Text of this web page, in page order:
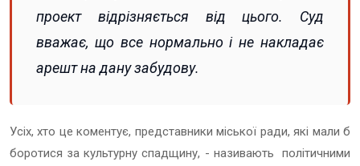
проект відрізняється від цього. Суд
вважає, що все нормально і не накладає
арешт на дану забудову.
Усіх, хто це коментує, представники міської ради, які мали б
боротися за культурну спадщину, - називають політичними